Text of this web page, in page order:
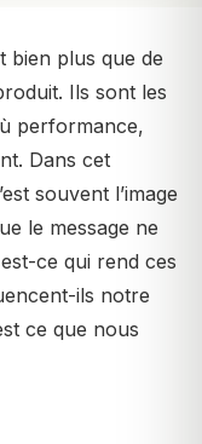
bien plus que de
Ils sont les
performance,
Dans cet
souvent l’image
le message ne
ce qui rend ces
ils notre
ce que nous